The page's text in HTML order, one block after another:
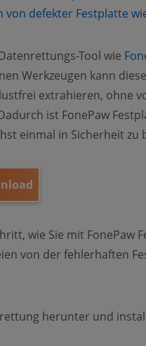
von defekter Festplatte
Tool wie
Werkzeugen kann
extrahieren, ohne
ist FonePaw
einmal in Sicherheit zu
wie Sie mit FonePaw
von der fehlerhaften
herunter und